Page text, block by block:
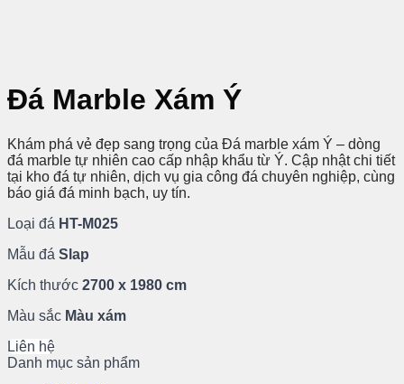
Đá Marble Xám Ý
Khám phá vẻ đẹp sang trọng của Đá marble xám Ý – dòng
đá marble tự nhiên cao cấp nhập khẩu từ Ý. Cập nhật chi tiết
tại kho đá tự nhiên, dịch vụ gia công đá chuyên nghiệp, cùng
báo giá đá minh bạch, uy tín.
Loại đá HT-M025
Mẫu đá Slap
Kích thước 2700 x 1980 cm
Màu sắc Màu xám
Liên hệ
Danh mục sản phẩm